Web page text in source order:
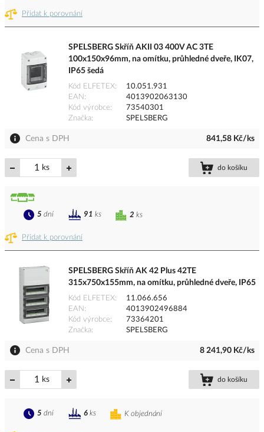
Přidat k porovnání
SPELSBERG Skříň AKII 03 400V AC 3TE
100x150x96mm, na omítku, průhledné dveře, IK07,
IP65 šedá
Kód ELFETEX
10.051.931
EAN
4013902063130
Kód výrobce
73540301
Značka
SPELSBERG
Cena s DPH 841,58 Kč/ks
ks do košíku
Přidat k porovnání
2 ks
5 dní 91 ks
SPELSBERG Skříň AK 42 Plus 42TE
315x750x155mm, na omítku, průhledné dveře, IP65
Kód ELFETEX
11.066.656
EAN
4013902496884
Kód výrobce
73364201
Značka
SPELSBERG
Cena s DPH 8 241,90 Kč/ks
ks do košíku
K objednání
5 dní 6 ks